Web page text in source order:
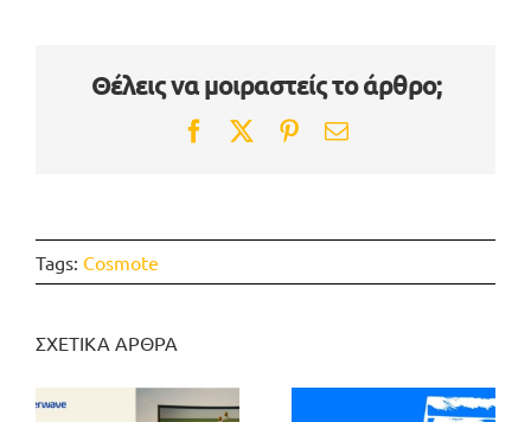
Θέλεις να μοιραστείς το άρθρο;
Facebook
TwitterPinterest
Email
Tags: Cosmote
ΣΧΕΤΙΚΑ ΑΡΘΡΑ